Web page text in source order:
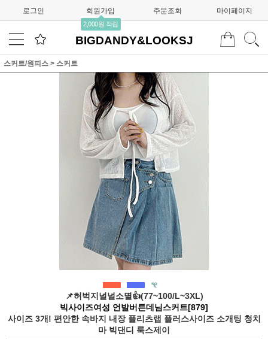
로그인 회원가입
2,000원 적립
주문조회 마이페이지
BIGDANDY&LOOKSJ
스커트/원피스 > 스커트
📌허벅지널널소멸👍(77~100/L~3XL)
빅사이즈여성 언발버튼데님스커트[879]
사이즈 3개! 편안한 속바지 내장 플리츠랩 플러스사이즈 소개팅 청치
마 빅댄디 룩스제이